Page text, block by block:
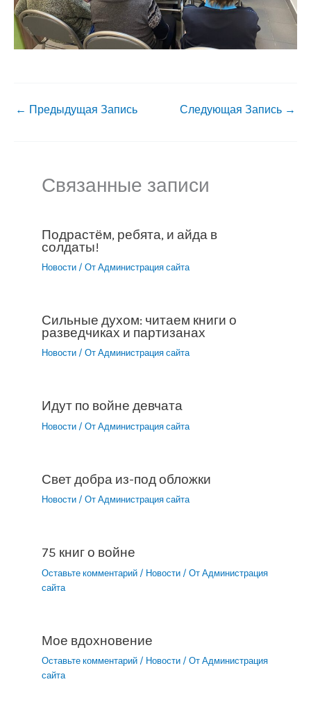
← Предыдущая Запись Следующая Запись →
Связанные записи
Подрастём, ребята, и айда в
солдаты!
Новости / От Администрация сайта
Сильные духом: читаем книги о
разведчиках и партизанах
Новости / От Администрация сайта
Идут по войне девчата
Новости / От Администрация сайта
Свет добра из-под обложки
Новости / От Администрация сайта
75 книг о войне
Оставьте комментарий / Новости / От Администрация
сайта
Мое вдохновение
Оставьте комментарий / Новости / От Администрация
сайта